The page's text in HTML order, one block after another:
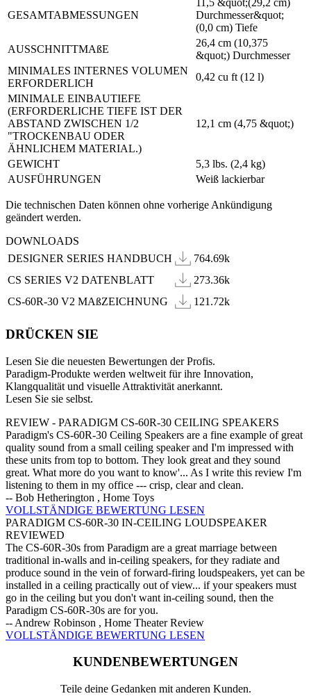
GESAMTABMESSUNGEN
11,5 &quot;(29,2 cm)
Durchmesser&quot;
(0,0 cm) Tiefe
AUSSCHNITTMAßE
26,4 cm (10,375
&quot;) Durchmesser
MINIMALES INTERNES VOLUMEN
ERFORDERLICH
0,42 cu ft (12 l)
MINIMALE EINBAUTIEFE
(ERFORDERLICHE TIEFE IST DER
ABSTAND ZWISCHEN 1/2
"TROCKENBAU ODER
ÄHNLICHEM MATERIAL.)
12,1 cm (4,75 &quot;)
GEWICHT
5,3 lbs. (2,4 kg)
AUSFÜHRUNGEN
Weiß lackierbar
Die technischen Daten können ohne vorherige Ankündigung
geändert werden.
DOWNLOADS
DESIGNER SERIES HANDBUCH
764.69k
CS SERIES V2 DATENBLATT
273.36k
CS-60R-30 V2 MAßZEICHNUNG
121.72k
DRÜCKEN SIE
Lesen Sie die neuesten Bewertungen der Profis.
Paradigm-Produkte werden weltweit für ihre Innovation,
Klangqualität und visuelle Attraktivität anerkannt.
Lesen Sie sie selbst.
REVIEW - PARADIGM CS-60R-30 CEILING SPEAKERS
Paradigm's CS-60R-30 Ceiling Speakers are a fine example of great
quality sound from a small ceiling speaker and I'm impressed with
these units from top to bottom. They look great and they sound
great. What more do you want to know'... As I write this review I'm
listening to them in my office --- crisp, clear and clean.
-- Bob Hetherington , Home Toys
VOLLSTÄNDIGE BEWERTUNG LESEN
PARADIGM CS-60R-30 IN-CEILING LOUDSPEAKER
REVIEWED
The CS-60R-30s from Paradigm are a great marriage between
traditional in-walls and in-ceiling speakers, for they radiate and
produce sound in the vein of forward-firing loudspeakers, yet can be
installed in a ceiling practically out of view... if your speakers must
go in the ceiling but you don't want in-ceiling sound, then the
Paradigm CS-60R-30s are for you.
-- Andrew Robinson , Home Theater Review
VOLLSTÄNDIGE BEWERTUNG LESEN
KUNDENBEWERTUNGEN
Teile deine Gedanken mit anderen Kunden.